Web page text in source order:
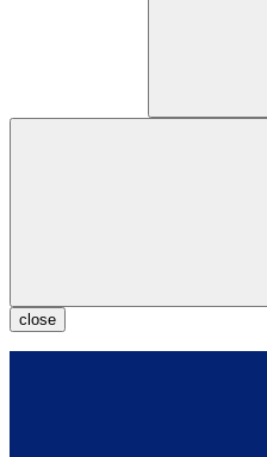
close